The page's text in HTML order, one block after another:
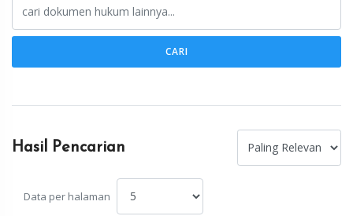
CARI
Hasil Pencarian
Data per halaman